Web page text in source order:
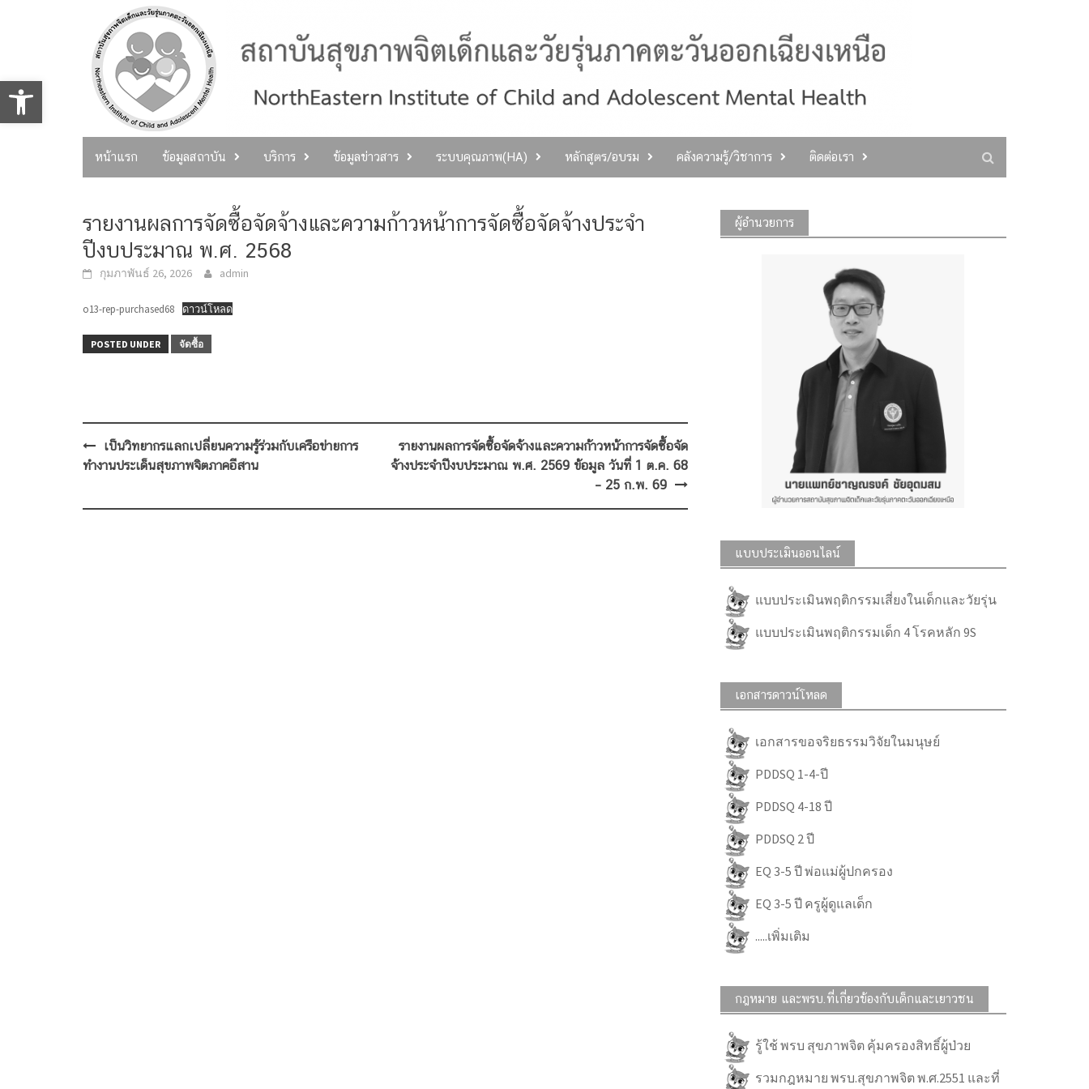
Open toolbar
หน้าแรก ข้อมูลสถาบัน บริการ ข้อมูลข่าวสาร ระบบคุณภาพ(HA) หลักสูตร/อบรม คลังความรู้/วิชาการ ติดต่อเรา
รายงานผลการจัดซื้อจัดจ้างและความก้าวหน้าการจัดซื้อจัดจ้างประจำ
ปีงบประมาณ พ.ศ. 2568
กุมภาพันธ์ 26, 2026 admin
o13-rep-purchased68 ดาวน์โหลด
POSTED UNDER จัดซื้อ
Post
navigation
เป็นวิทยากรแลกเปลี่ยนความรู้ร่วมกับเครือข่ายการ
ทำงานประเด็นสุขภาพจิตภาคอีสาน
รายงานผลการจัดซื้อจัดจ้างและความก้าวหน้าการจัดซื้อจัด
จ้างประจำปีงบประมาณ พ.ศ. 2569 ข้อมูล วันที่ 1 ต.ค. 68
– 25 ก.พ. 69
ผู้อำนวยการ
แบบประเมินออนไลน์
แบบประเมินพฤติกรรมเสี่ยงในเด็กและวัยรุ่น
แบบประเมินพฤติกรรมเด็ก 4 โรคหลัก 9S
เอกสารดาวน์โหลด
เอกสารขอจริยธรรมวิจัยในมนุษย์
PDDSQ 1-4-ปี
PDDSQ 4-18 ปี
PDDSQ 2 ปี
EQ 3-5 ปี พ่อแม่ผู้ปกครอง
EQ 3-5 ปี ครูผู้ดูแลเด็ก
.....เพิ่มเติม
กฎหมาย และพรบ.ที่เกี่ยวข้องกับเด็กและเยาวชน
รู้ใช้ พรบ สุขภาพจิต คุ้มครองสิทธิ์ผู้ป่วย
รวมกฎหมาย พรบ.สุขภาพจิต พ.ศ.2551 และที่